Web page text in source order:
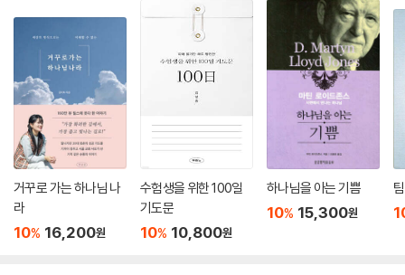
거꾸로 가는 하나님 나
라
10% 16,200원
수험생을 위한 100일
기도문
10% 10,800원
하나님을 아는 기쁨
10% 15,300원